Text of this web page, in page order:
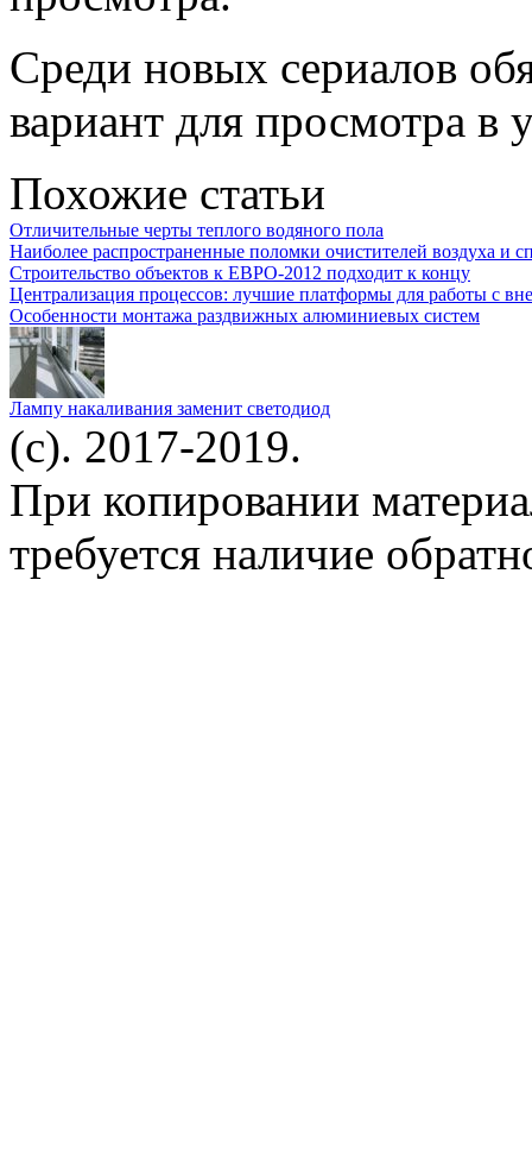
Среди новых сериалов
вариант для просмотра
Похожие статьи
Отличительные черты теплого водяного пола
Наиболее распространенные поломки очистителей воздуха и
Строительство объектов к ЕВРО-2012 подходит к концу
Централизация процессов: лучшие платформы для работы с
Особенности монтажа раздвижных алюминиевых систем
Лампу накаливания заменит светодиод
(c). 2017-2019.
При копировании
требуется наличие